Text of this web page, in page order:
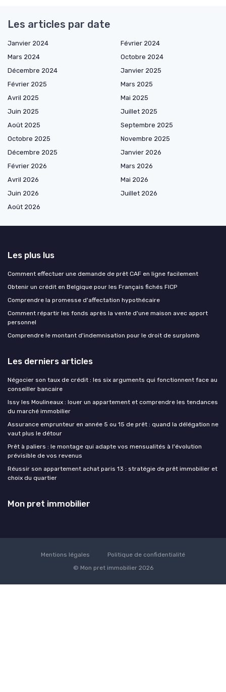
Les articles par date
Janvier 2024
Février 2024
Mars 2024
Octobre 2024
Décembre 2024
Janvier 2025
Février 2025
Mars 2025
Avril 2025
Mai 2025
Juin 2025
Juillet 2025
Août 2025
Septembre 2025
Octobre 2025
Novembre 2025
Décembre 2025
Janvier 2026
Février 2026
Mars 2026
Avril 2026
Mai 2026
Juin 2026
Juillet 2026
Août 2026
Les plus lus
Comment effectuer une demande de prêt CAF en ligne facilement
Obtenir un crédit en Belgique pour les Français fichés FICP
Comprendre la promesse d'affectation hypothécaire
Comment répartir les fonds après la vente d'une maison avec apport
personnel
Comprendre le montant d'indemnisation pour le droit de surplomb
Les derniers articles
Négocier son taux de crédit : les six arguments qui fonctionnent face au
conseiller bancaire
Issy les Moulineaux : louer un appartement et comprendre les tendances
du marché immobilier
Assurance emprunteur en année 5 ou 15 de prêt : quand la délégation ne
vaut plus le détour
Prêt à paliers : le montage qui adapte vos mensualités à l'évolution
prévisible de vos revenus
Réussir son appartement achat paris 13 : stratégie de prêt immobilier et
choix du quartier
Mon pret immobilier
Mentions légales
Politique de confidentialité
© Mon pret immobilier 2026